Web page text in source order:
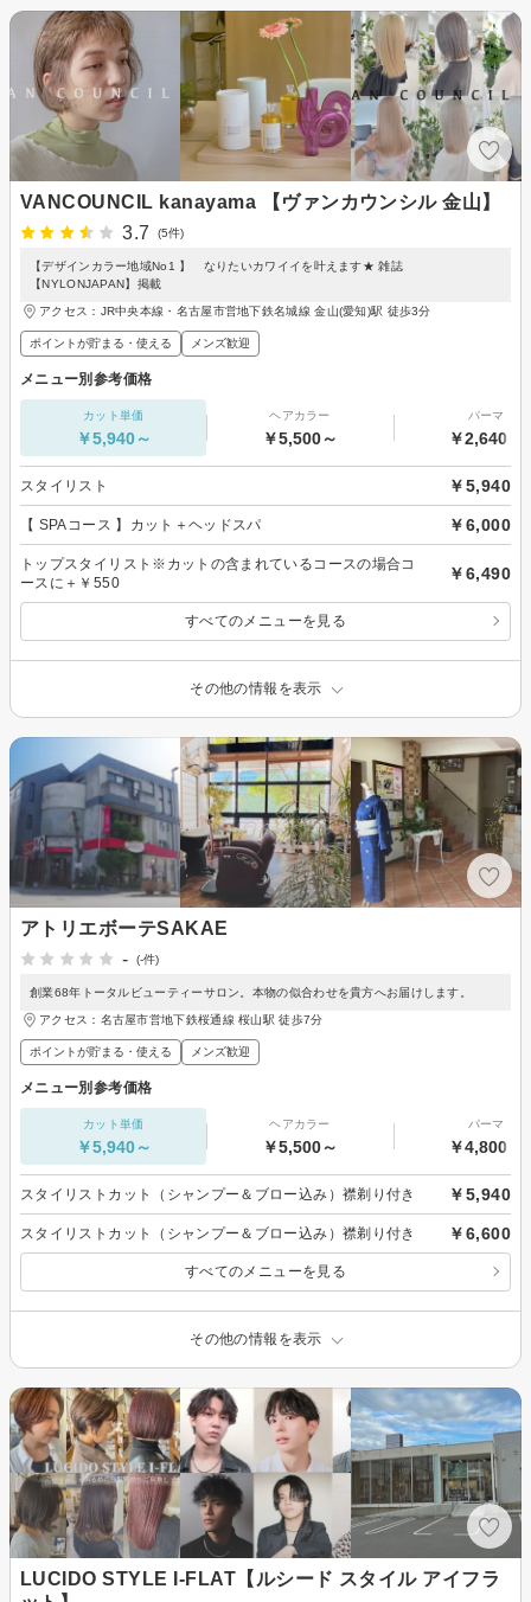
VANCOUNCIL kanayama 【ヴァンカウンシル 金山】
3.7
(5件)
【デザインカラー地域No1 】 なりたいカワイイを叶えます★ 雑誌
【NYLONJAPAN】掲載
アクセス：JR中央本線・名古屋市営地下鉄名城線 金山(愛知)駅 徒歩3分
ポイントが貯まる・使える メンズ歓迎
メニュー別参考価格
カット単価
￥5,940～
ヘアカラー
￥5,500～
パーマ
￥2,640～
スタイリスト ￥5,940
【 SPAコース 】カット＋ヘッドスパ ￥6,000
トップスタイリスト※カットの含まれているコースの場合コ
ースに＋￥550
￥6,490
すべてのメニューを見る
その他の情報を表示
アトリエボーテSAKAE
-
(-件)
創業68年トータルビューティーサロン。本物の似合わせを貴方へお届けします。
アクセス：名古屋市営地下鉄桜通線 桜山駅 徒歩7分
ポイントが貯まる・使える メンズ歓迎
メニュー別参考価格
カット単価
￥5,940～
ヘアカラー
￥5,500～
パーマ
￥4,800～
スタイリストカット（シャンプー＆ブロー込み）襟剃り付き ￥5,940
スタイリストカット（シャンプー＆ブロー込み）襟剃り付き ￥6,600
すべてのメニューを見る
その他の情報を表示
LUCIDO STYLE I-FLAT【ルシード スタイル アイフラ